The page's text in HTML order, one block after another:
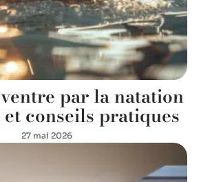
par la natation
conseils pratiques
27 mai 2026